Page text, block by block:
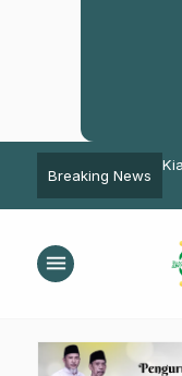
Breaking News
IPNU
Kualitas Kader
menu